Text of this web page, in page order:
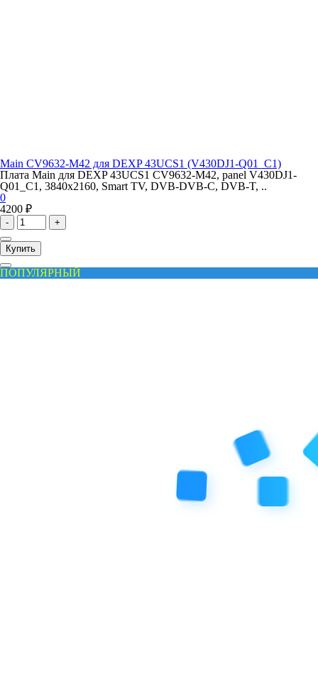
Main CV9632-M42 для DEXP 43UCS1 (V430DJ1-Q01_C1)
Плата Main для DEXP 43UCS1 CV9632-M42, panel V430DJ1-
Q01_C1, 3840x2160, Smart TV, DVB-DVB-C, DVB-T, ..
0
4200 ₽
- +
Купить
ПОПУЛЯРНЫЙ